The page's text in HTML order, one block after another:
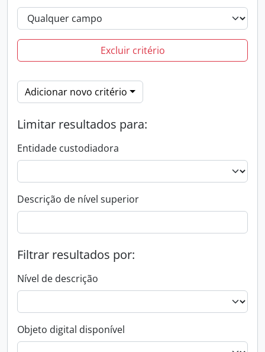
Excluir critério
Adicionar novo critério
Limitar resultados para:
Entidade custodiadora
Descrição de nível superior
Filtrar resultados por:
Nível de descrição
Objeto digital disponível